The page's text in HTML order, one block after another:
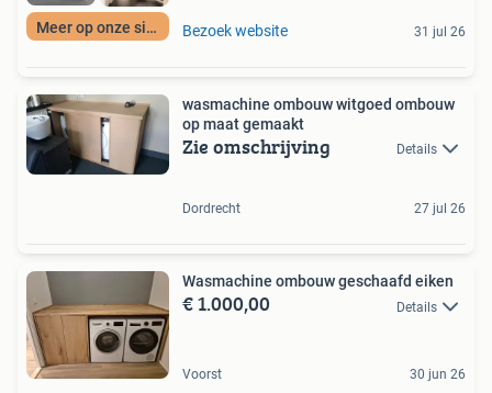
Meer op onze site Bezoek website 31 jul 26
wasmachine ombouw witgoed ombouw
op maat gemaakt
Zie omschrijving Details
Dordrecht 27 jul 26
Wasmachine ombouw geschaafd eiken
€ 1.000,00 Details
Voorst 30 jun 26